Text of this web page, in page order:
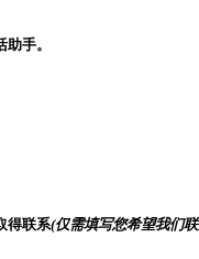
手。
得联系(仅需填写您希望我们